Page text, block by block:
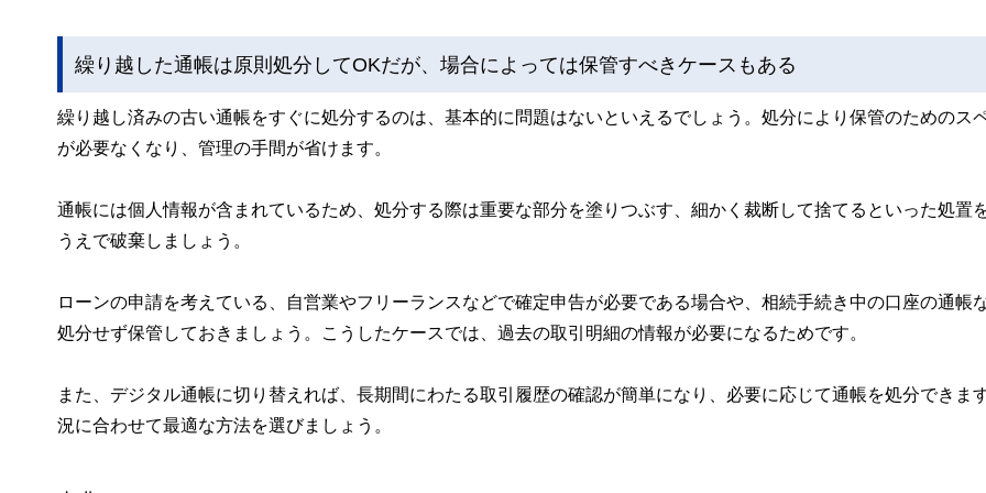
繰り越した通帳は原則処分してOKだが、場合によっては保管すべきケースもある
繰り越し済みの古い通帳をすぐに処分するのは、基本的に問題はないといえるでしょう。処分により保管のためのス
が必要なくなり、管理の手間が省けます。
通帳には個人情報が含まれているため、処分する際は重要な部分を塗りつぶす、細かく裁断して捨てるといった処置
うえで破棄しましょう。
ローンの申請を考えている、自営業やフリーランスなどで確定申告が必要である場合や、相続手続き中の口座の通帳
処分せず保管しておきましょう。こうしたケースでは、過去の取引明細の情報が必要になるためです。
また、デジタル通帳に切り替えれば、長期間にわたる取引履歴の確認が簡単になり、必要に応じて通帳を処分できま
況に合わせて最適な方法を選びましょう。